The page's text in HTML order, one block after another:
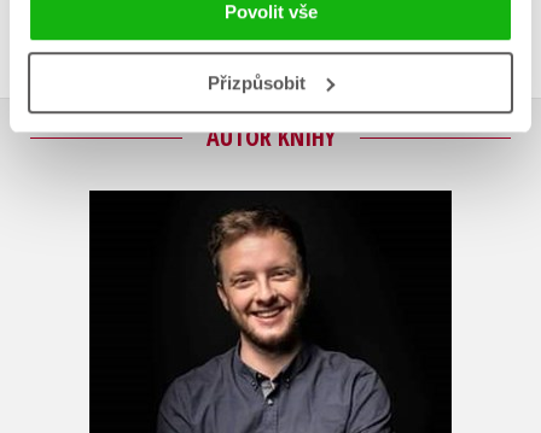
Povolit vše
Přizpůsobit
AUTOR KNIHY